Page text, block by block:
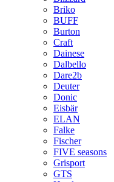
Briko
BUFF
Burton
Craft
Dainese
Dalbello
Dare2b
Deuter
Donic
Eisbär
ELAN
Falke
Fischer
FIVE seasons
Grisport
GTS